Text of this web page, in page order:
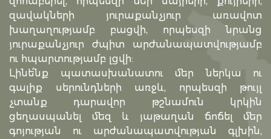
զավակների յուրաքանչյուր առավոտ
խաղաղությամբ բացվի, որպեսզի նրանց
յուրաքանչյուր ժպիտ արժանապատվությամբ
ու հպարտությամբ լցվի:
Լինե՛նք պատասխանատու մեր ներկա ու
գալիք սերունդների առջև, որպեսզի թույլ
չտանք դարավոր թշնամուն կրկին
ցեղասպանել մեզ և յաթաղան ճոճել մեր
գոյության ու արժանապատվության գլխին,